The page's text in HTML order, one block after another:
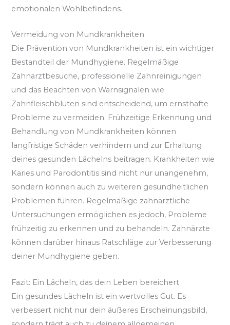
emotionalen Wohlbefindens.
Vermeidung von Mundkrankheiten
Die Prävention von Mundkrankheiten ist ein wichtiger
Bestandteil der Mundhygiene. Regelmäßige
Zahnarztbesuche, professionelle Zahnreinigungen
und das Beachten von Warnsignalen wie
Zahnfleischbluten sind entscheidend, um ernsthafte
Probleme zu vermeiden. Frühzeitige Erkennung und
Behandlung von Mundkrankheiten können
langfristige Schäden verhindern und zur Erhaltung
deines gesunden Lächelns beitragen. Krankheiten wie
Karies und Parodontitis sind nicht nur unangenehm,
sondern können auch zu weiteren gesundheitlichen
Problemen führen. Regelmäßige zahnärztliche
Untersuchungen ermöglichen es jedoch, Probleme
frühzeitig zu erkennen und zu behandeln. Zahnärzte
können darüber hinaus Ratschläge zur Verbesserung
deiner Mundhygiene geben.
Fazit: Ein Lächeln, das dein Leben bereichert
Ein gesundes Lächeln ist ein wertvolles Gut. Es
verbessert nicht nur dein äußeres Erscheinungsbild,